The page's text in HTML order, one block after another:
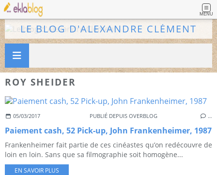
MENU
LE BLOG D'ALEXANDRE CLÉMENT
ROY SHEIDER
05/03/2017 PUBLIÉ DEPUIS OVERBLOG …
Paiement cash, 52 Pick-up, John Frankenheimer, 1987
Frankenheimer fait partie de ces cinéastes qu’on redécouvre de
loin en loin. Sans que sa filmographie soit homogène...
EN SAVOIR PLUS